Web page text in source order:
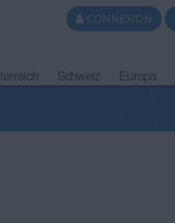
CONNEXION
Schweiz Europa